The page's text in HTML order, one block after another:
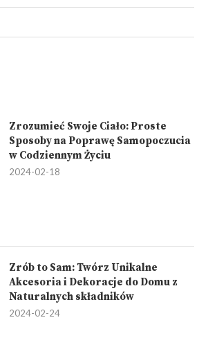
Zrozumieć Swoje Ciało: Proste
Sposoby na Poprawę Samopoczucia
w Codziennym Życiu
2024-02-18
Zrób to Sam: Twórz Unikalne
Akcesoria i Dekoracje do Domu z
Naturalnych składników
2024-02-24